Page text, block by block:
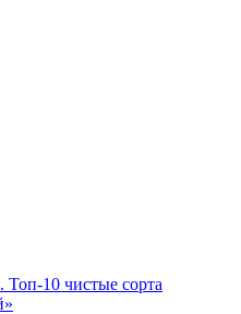
Топ-10 чистые сорта